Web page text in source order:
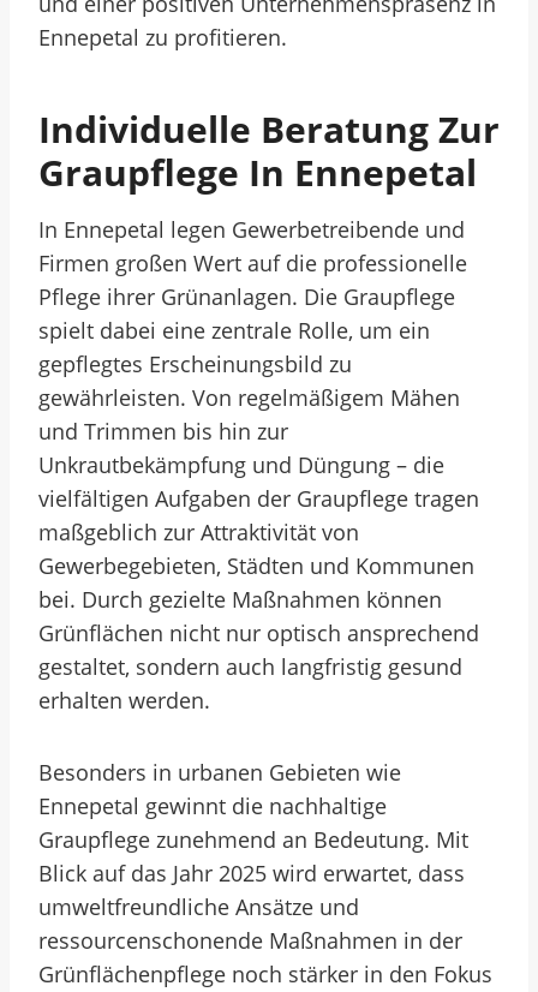
Ennepetal zu profitieren.
Individuelle Beratung Zur
Graupflege In Ennepetal
In Ennepetal legen Gewerbetreibende und
Firmen großen Wert auf die professionelle
Pflege ihrer Grünanlagen. Die Graupflege
spielt dabei eine zentrale Rolle, um ein
gepflegtes Erscheinungsbild zu
gewährleisten. Von regelmäßigem Mähen
und Trimmen bis hin zur
Unkrautbekämpfung und Düngung – die
vielfältigen Aufgaben der Graupflege tragen
maßgeblich zur Attraktivität von
Gewerbegebieten, Städten und Kommunen
bei. Durch gezielte Maßnahmen können
Grünflächen nicht nur optisch ansprechend
gestaltet, sondern auch langfristig gesund
erhalten werden.
Besonders in urbanen Gebieten wie
Ennepetal gewinnt die nachhaltige
Graupflege zunehmend an Bedeutung. Mit
Blick auf das Jahr 2025 wird erwartet, dass
umweltfreundliche Ansätze und
ressourcenschonende Maßnahmen in der
Grünflächenpflege noch stärker in den Fokus